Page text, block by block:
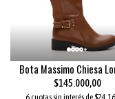
Bota Massimo Chiesa
$145.000,00